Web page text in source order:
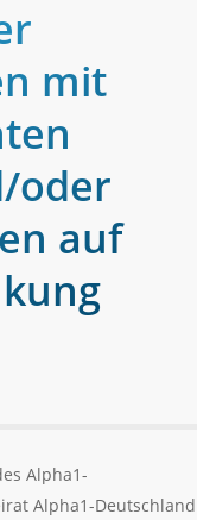
mit
oder
auf
Alpha1-
Alpha1-Deutschland